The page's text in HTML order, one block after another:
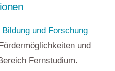
und Forschung
und
Fernstudium.